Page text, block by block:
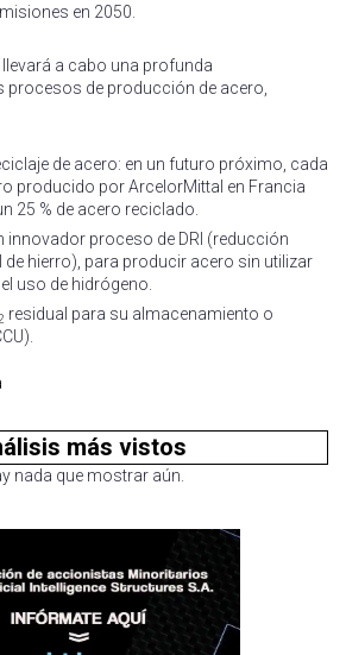
en 2050.
a cabo una profunda
de producción de acero,
de acero: en un futuro próximo, cada
producido por ArcelorMittal en Francia
25 % de acero reciclado.
innovador proceso de DRI (reducción
de hierro), para producir acero sin utilizar
uso de hidrógeno.
residual para su almacenamiento o
más vistos
nada que mostrar aún.